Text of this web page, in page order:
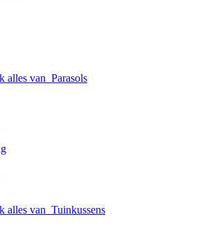
alles van Parasols
alles van Tuinkussens